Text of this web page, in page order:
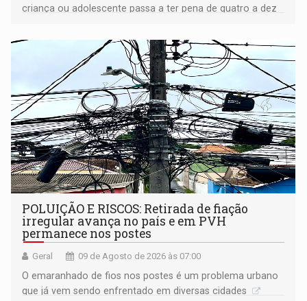
criança ou adolescente passa a ter pena de quatro a dez
POLUIÇÃO E RISCOS: Retirada de fiação
irregular avança no país e em PVH
permanece nos postes
Geral 09 de Agosto de 2026 às 07:00
O emaranhado de fios nos postes é um problema urbano
que já vem sendo enfrentado em diversas cidades